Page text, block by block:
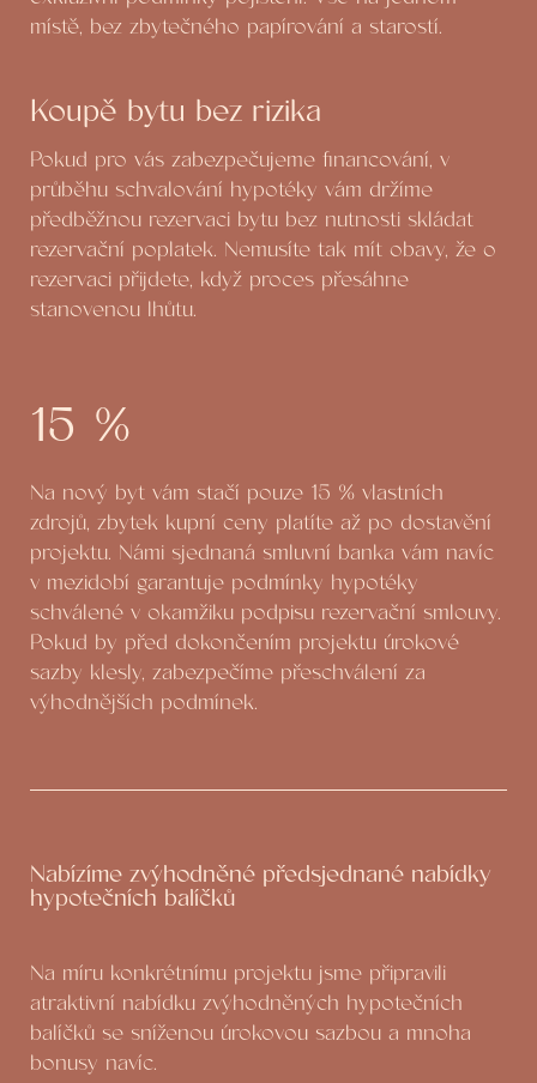
místě, bez zbytečného papírování a starostí.
Koupě bytu bez rizika
Pokud pro vás zabezpečujeme financování, v
průběhu schvalování hypotéky vám držíme
předběžnou rezervaci bytu bez nutnosti skládat
rezervační poplatek. Nemusíte tak mít obavy, že o
rezervaci přijdete, když proces přesáhne
stanovenou lhůtu.
15 %
Na nový byt vám stačí pouze 15 % vlastních
zdrojů, zbytek kupní ceny platíte až po dostavění
projektu. Námi sjednaná smluvní banka vám navíc
v mezidobí garantuje podmínky hypotéky
schválené v okamžiku podpisu rezervační smlouvy.
Pokud by před dokončením projektu úrokové
sazby klesly, zabezpečíme přeschválení za
výhodnějších podmínek.
Nabízíme zvýhodněné předsjednané nabídky
hypotečních balíčků
Na míru konkrétnímu projektu jsme připravili
atraktivní nabídku zvýhodněných hypotečních
balíčků se sníženou úrokovou sazbou a mnoha
bonusy navíc.